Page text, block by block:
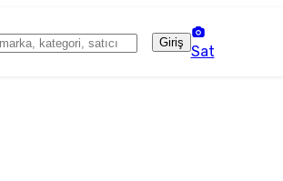
Giriş
Sat